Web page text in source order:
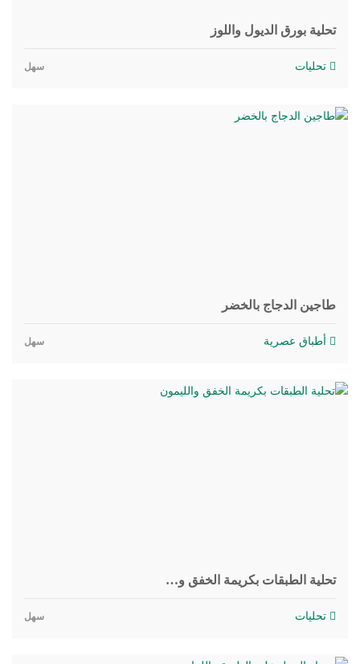
تحلية بورق الديول واللوز
تحليات سهل
طاجين الدجاج بالخضر
أطباق عصرية سهل
تحلية الطبقات بكريمة الخفق و…
تحليات سهل